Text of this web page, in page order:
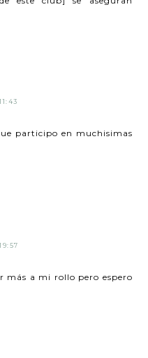
participo en muchisimas
más a mi rollo pero espero